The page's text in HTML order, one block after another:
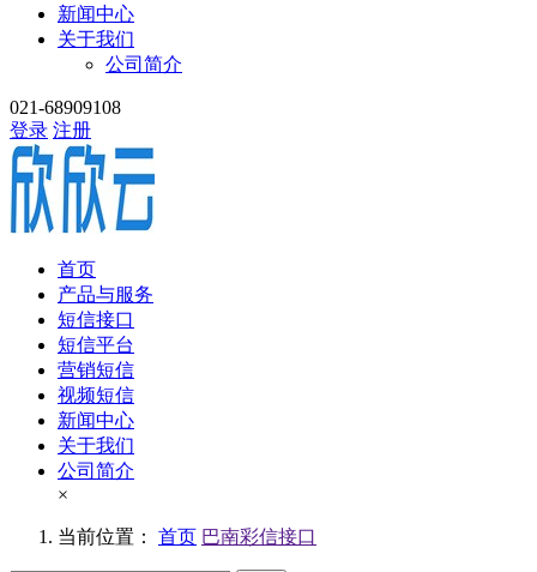
新闻中心
关于我们
公司简介
021-68909108
登录 注册
首页
产品与服务
短信接口
短信平台
营销短信
视频短信
新闻中心
关于我们
公司简介
×
当前位置： 首页 巴南彩信接口